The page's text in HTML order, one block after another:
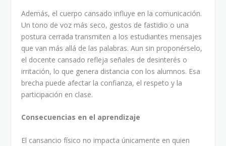
Además, el cuerpo cansado influye en la comunicación.
Un tono de voz más seco, gestos de fastidio o una
postura cerrada transmiten a los estudiantes mensajes
que van más allá de las palabras. Aun sin proponérselo,
el docente cansado refleja señales de desinterés o
irritación, lo que genera distancia con los alumnos. Esa
brecha puede afectar la confianza, el respeto y la
participación en clase.
Consecuencias en el aprendizaje
El cansancio físico no impacta únicamente en quien